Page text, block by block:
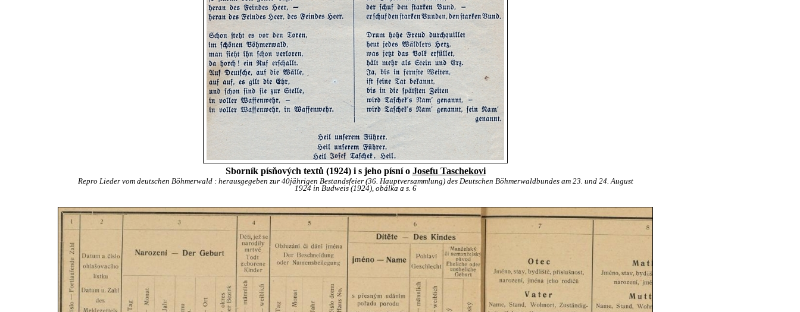
Sborník písňových textů (1924) i s jeho písní o Josefu Taschekovi
Repro Lieder vom deutschen Böhmerwald : herausgegeben zur 40jährigen Bestandsfeier (36. Hauptversammlung) des Deutschen Böhmerwaldbundes am 23. und 24. August
1924 in Budweis (1924), obálka a s. 6